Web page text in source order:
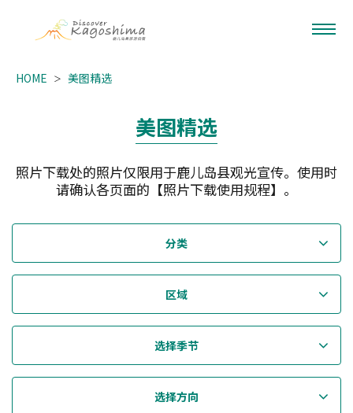
HOME 美图精选
美图精选
照片下载处的照片仅限用于鹿儿岛县观光宣传。使用时
请确认各页面的【照片下载使用规程】。
分类
区域
选择季节
选择方向